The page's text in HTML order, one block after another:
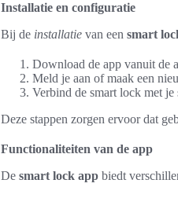
Installatie en configuratie
Bij de installatie van een smart
Download de app vanuit de
Meld je aan of maak een
Verbind de smart lock met
Deze stappen zorgen ervoor dat
Functionaliteiten van de app
De smart lock app biedt